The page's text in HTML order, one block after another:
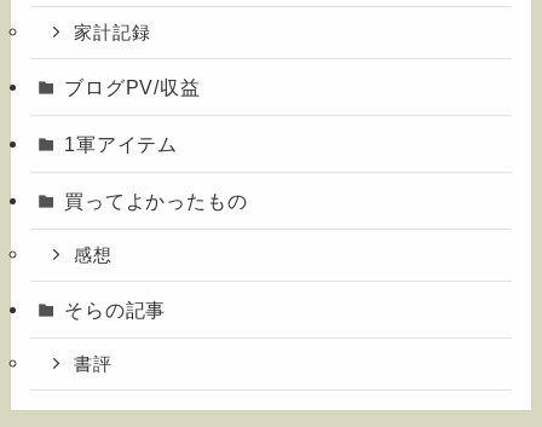
家計記録
ブログPV/収益
1軍アイテム
買ってよかったもの
感想
そらの記事
書評